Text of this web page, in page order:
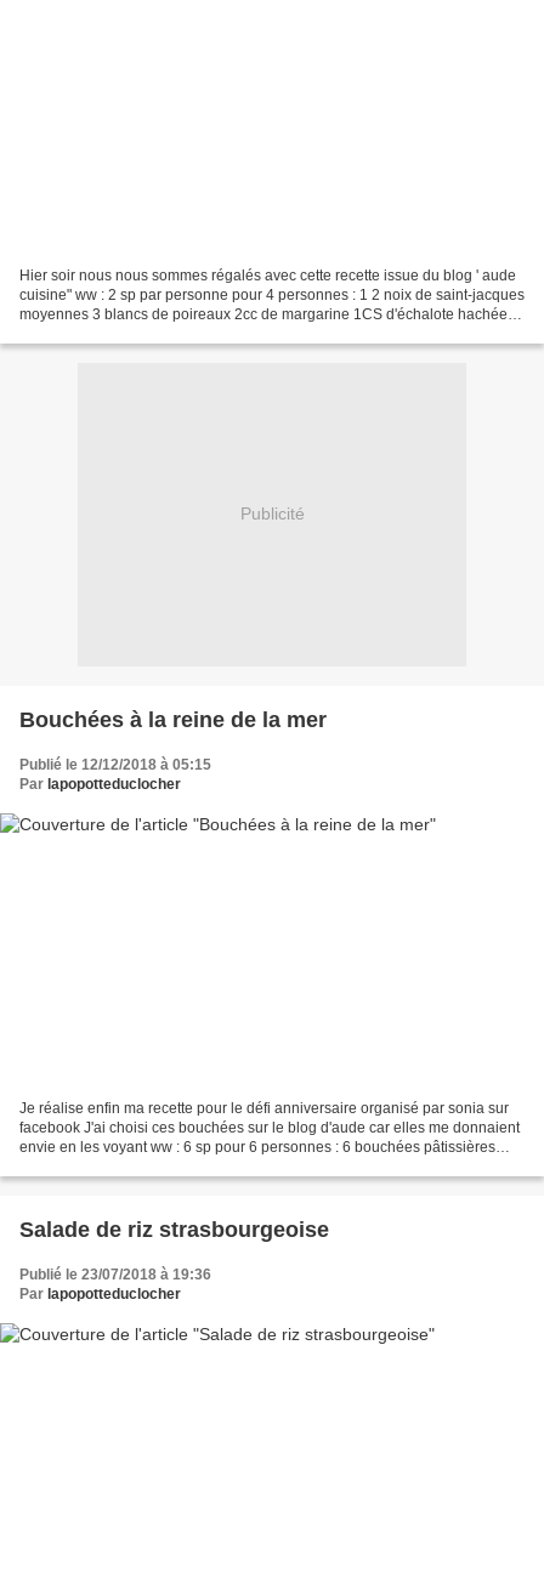
Hier soir nous nous sommes régalés avec cette recette issue du blog ' aude
cuisine" ww : 2 sp par personne pour 4 personnes : 1 2 noix de saint-jacques
moyennes 3 blancs de poireaux 2cc de margarine 1CS d'échalote hachée
Publicité
Bouchées à la reine de la mer
Publié le 12/12/2018 à 05:15
Par lapopotteduclocher
Je réalise enfin ma recette pour le défi anniversaire organisé par sonia sur
facebook J'ai choisi ces bouchées sur le blog d'aude car elles me donnaient
envie en les voyant ww : 6 sp pour 6 personnes : 6 bouchées pâtissières
Salade de riz strasbourgeoise
Publié le 23/07/2018 à 19:36
Par lapopotteduclocher